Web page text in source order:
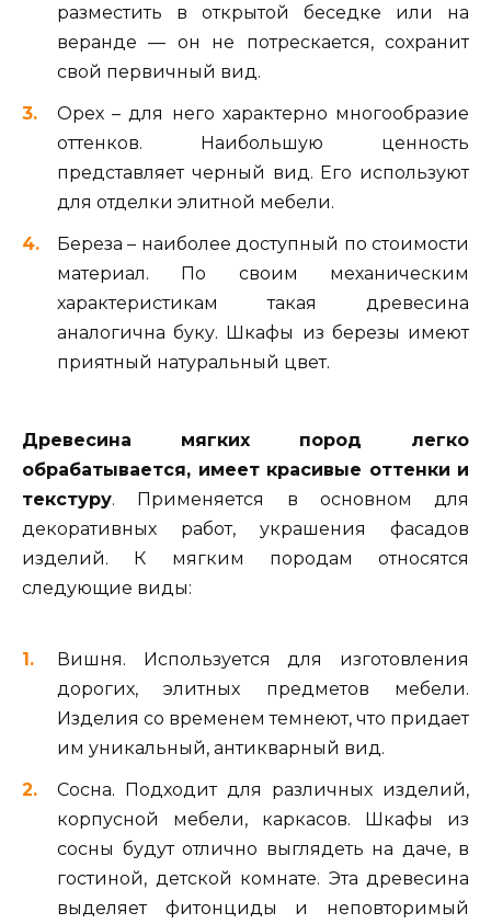
разместить в открытой беседке или на
веранде — он не потрескается, сохранит
свой первичный вид.
Орех – для него характерно многообразие
оттенков. Наибольшую ценность
представляет черный вид. Его используют
для отделки элитной мебели.
Береза – наиболее доступный по стоимости
материал. По своим механическим
характеристикам такая древесина
аналогична буку. Шкафы из березы имеют
приятный натуральный цвет.
Древесина мягких пород легко
обрабатывается, имеет красивые оттенки и
текстуру. Применяется в основном для
декоративных работ, украшения фасадов
изделий. К мягким породам относятся
следующие виды:
Вишня. Используется для изготовления
дорогих, элитных предметов мебели.
Изделия со временем темнеют, что придает
им уникальный, антикварный вид.
Сосна. Подходит для различных изделий,
корпусной мебели, каркасов. Шкафы из
сосны будут отлично выглядеть на даче, в
гостиной, детской комнате. Эта древесина
выделяет фитонциды и неповторимый